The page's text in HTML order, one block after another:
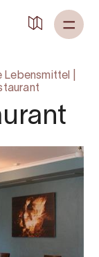
Lebensmittel